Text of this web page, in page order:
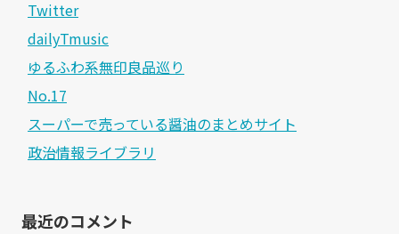
Twitter
dailyTmusic
ゆるふわ系無印良品巡り
No.17
スーパーで売っている醤油のまとめサイト
政治情報ライブラリ
最近のコメント